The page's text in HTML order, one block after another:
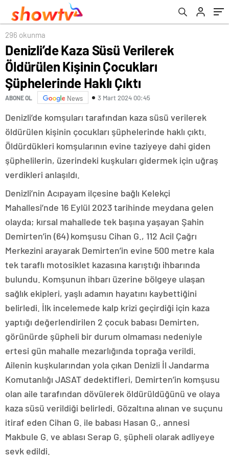
296 okunma
Denizli’de Kaza Süsü Verilerek
Öldürülen Kişinin Çocukları
Şüphelerinde Haklı Çıktı
ABONE OL News 3 Mart 2024 00:45
Denizli’de komşuları tarafından kaza süsü verilerek
öldürülen kişinin çocukları şüphelerinde haklı çıktı.
Öldürdükleri komşularının evine taziyeye dahi giden
şüphelilerin, üzerindeki kuşkuları gidermek için uğraş
verdikleri anlaşıldı.
Denizli’nin Acıpayam ilçesine bağlı Kelekçi
Mahallesi’nde 16 Eylül 2023 tarihinde meydana gelen
olayda; kırsal mahallede tek başına yaşayan Şahin
Demirten’in (64) komşusu Cihan G., 112 Acil Çağrı
Merkezini arayarak Demirten’in evine 500 metre kala
tek taraflı motosiklet kazasına karıştığı ihbarında
bulundu. Komşunun ihbarı üzerine bölgeye ulaşan
sağlık ekipleri, yaşlı adamın hayatını kaybettiğini
belirledi. İlk incelemede kalp krizi geçirdiği için kaza
yaptığı değerlendirilen 2 çocuk babası Demirten,
görünürde şüpheli bir durum olmaması nedeniyle
ertesi gün mahalle mezarlığında toprağa verildi.
Ailenin kuşkularından yola çıkan Denizli İl Jandarma
Komutanlığı JASAT dedektifleri, Demirten’in komşusu
olan aile tarafından dövülerek öldürüldüğünü ve olaya
kaza süsü verildiği belirledi. Gözaltına alınan ve suçunu
itiraf eden Cihan G. ile babası Hasan G., annesi
Makbule G. ve ablası Serap G. şüpheli olarak adliyeye
sevk edildi.